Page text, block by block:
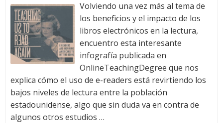
Volviendo una vez más al tema de
los beneficios y el impacto de los
libros electrónicos en la lectura,
encuentro esta interesante
infografía publicada en
OnlineTeachingDegree que nos
explica cómo el uso de e-readers está revirtiendo los
bajos niveles de lectura entre la población
estadounidense, algo que sin duda va en contra de
algunos otros estudios …